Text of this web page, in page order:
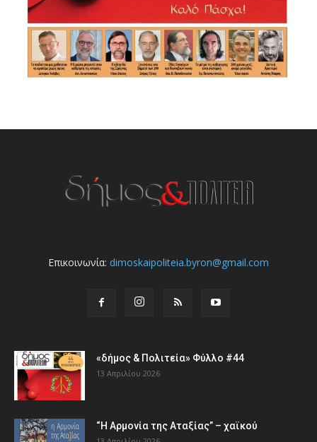
Επικοινωνία: dimoskaipoliteia.byron@gmail.com
«δήμος & Πολιτεία» Φύλλο #44
13 Απριλίου 2026
“Η Αρμονία της Αταξίας” – χαϊκού